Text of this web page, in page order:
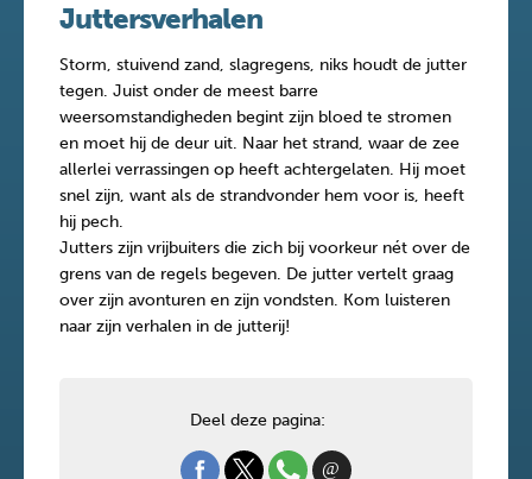
Juttersverhalen
Storm, stuivend zand, slagregens, niks houdt de jutter
tegen. Juist onder de meest barre
weersomstandigheden begint zijn bloed te stromen
en moet hij de deur uit. Naar het strand, waar de zee
allerlei verrassingen op heeft achtergelaten. Hij moet
snel zijn, want als de strandvonder hem voor is, heeft
hij pech.
Jutters zijn vrijbuiters die zich bij voorkeur nét over de
grens van de regels begeven. De jutter vertelt graag
over zijn avonturen en zijn vondsten. Kom luisteren
naar zijn verhalen in de jutterij!
Deel deze pagina: